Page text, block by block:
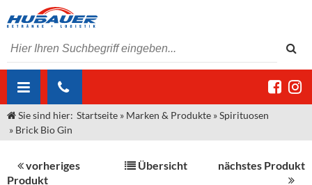
ÜBER UNS
Unser Liefergebiet
Angebote Gastronomie & Großhandel
MARKEN & PRODUKTE
Sie sind hier: Startseite » Marken & Produkte »Spirituosen
» Brick Bio Gin
vorheriges
Produkt
Übersicht nächstes Produkt